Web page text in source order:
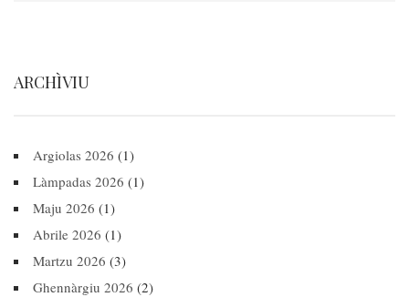
ARCHÌVIU
Argiolas 2026 (1)
Làmpadas 2026 (1)
Maju 2026 (1)
Abrile 2026 (1)
Martzu 2026 (3)
Ghennàrgiu 2026 (2)